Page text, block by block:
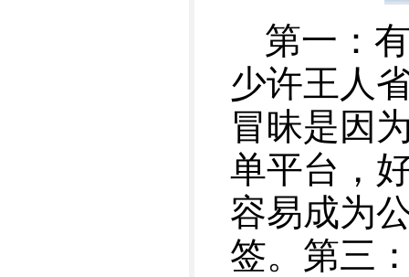
第一：
少许王人
冒昧是因
单平台，
容易成为
签。第三